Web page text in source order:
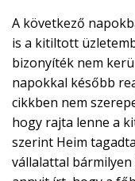
A következő
is a kitiltott
bizonyíték nem
napokkal később
cikkben nem
hogy rajta lenne a
szerint Heim
vállalattal